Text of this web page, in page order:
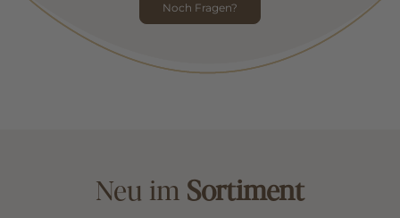
Noch Fragen?
Neu im Sortiment